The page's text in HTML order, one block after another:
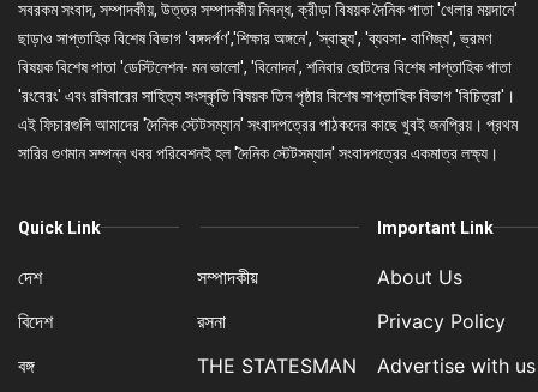
সবরকম সংবাদ, সম্পাদকীয়, উত্তর সম্পাদকীয় নিবন্ধ, ক্রীড়া বিষয়ক দৈনিক পাতা 'খেলার ময়দানে'
ছাড়াও সাপ্তাহিক বিশেষ বিভাগ 'বঙ্গদর্পণ','শিক্ষার অঙ্গনে', 'স্বাস্থ্য', 'ব্যবসা- বাণিজ্য', ভ্রমণ
বিষয়ক বিশেষ পাতা 'ডেস্টিনেশন- মন ভালো', 'বিনোদন', শনিবার ছোটদের বিশেষ সাপ্তাহিক পাতা
'রংবেরং' এবং রবিবারের সাহিত্য সংস্কৃতি বিষয়ক তিন পৃষ্ঠার বিশেষ সাপ্তাহিক বিভাগ 'বিচিত্রা'।
এই ফিচারগুলি আমাদের 'দৈনিক স্টেটসম্যান' সংবাদপত্রের পাঠকদের কাছে খুবই জনপ্রিয়। প্রথম
সারির গুণমান সম্পন্ন খবর পরিবেশনই হল 'দৈনিক স্টেটসম্যান' সংবাদপত্রের একমাত্র লক্ষ্য।
Quick Link
দেশ
বিদেশ
বঙ্গ
সম্পাদকীয়
রসনা
THE STATESMAN
Important Link
About Us
Privacy Policy
Advertise with us